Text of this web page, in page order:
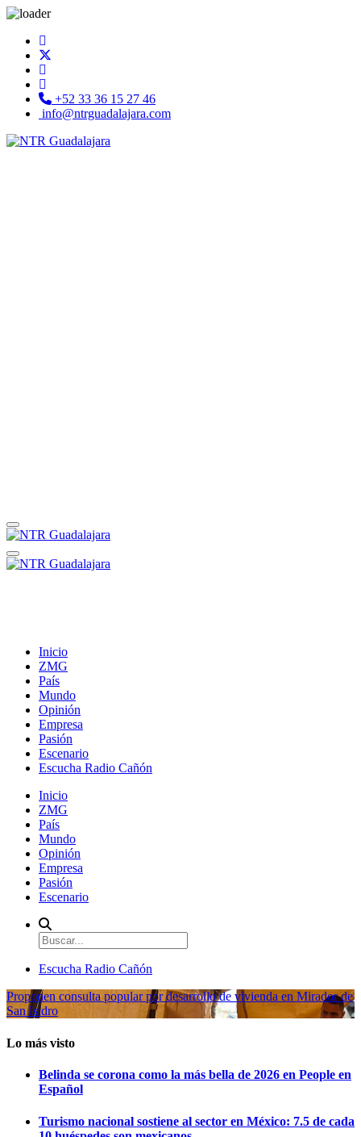
+52 33 36 15 27 46
info@ntrguadalajara.com
Inicio
ZMG
País
Mundo
Opinión
Empresa
Pasión
Escenario
Escucha Radio Cañón
Inicio
ZMG
País
Mundo
Opinión
Empresa
Pasión
Escenario
Escucha Radio Cañón
Proponen consulta popular por desarrollo de vivienda en Mirador de
San Isidro
Lo más visto
Belinda se corona como la más bella de 2026 en People en
Español
Turismo nacional sostiene al sector en México: 7.5 de cada